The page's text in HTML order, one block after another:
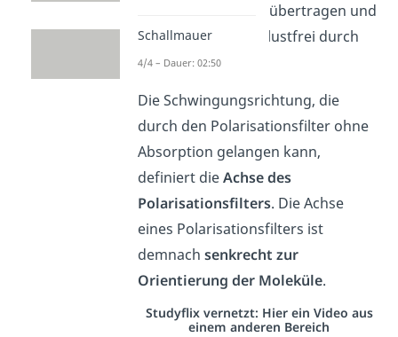
seine Energie nicht übertragen und
gelangt nahezu verlustfrei durch
die Molekülwand.
Die Schwingungsrichtung, die
durch den Polarisationsfilter ohne
Absorption gelangen kann,
definiert dieAchse des
Polarisationsfilters. Die Achse
eines Polarisationsfilters ist
demnachsenkrecht zur
Orientierung der Moleküle.
Studyflix vernetzt: Hier ein Video aus
einem anderen Bereich
Schallmauer
4/4 – Dauer: 02:50